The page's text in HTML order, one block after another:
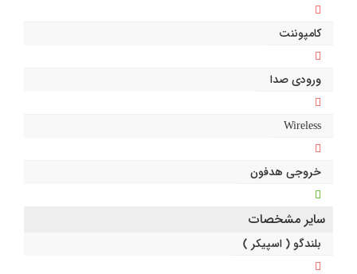
کامپوننت
ورودی صدا
Wireless
خروجی هدفون
سایر مشخصات
بلندگو ( اسپیکر )